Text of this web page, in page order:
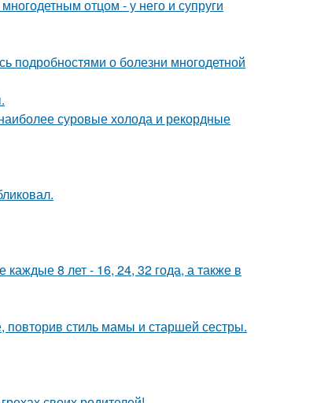
отцом - у него и супруги
подробностями о болезни многодетной
суровые холода и рекордные
8 лет - 16, 24, 32 года, а также в
стиль мамы и старшей сестры.